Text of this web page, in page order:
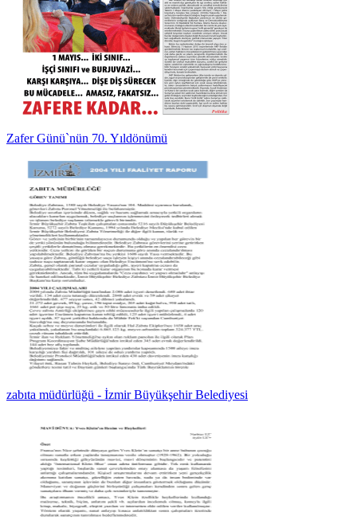
Zafer Günü`nün 70. Yıldönümü
zabıta müdürlüğü - İzmir Büyükşehir Belediyesi